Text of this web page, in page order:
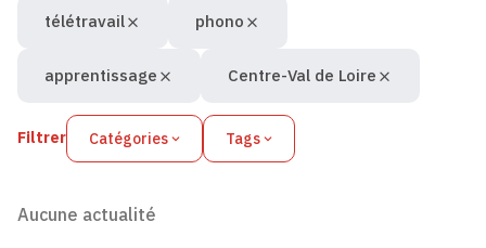
Filtrer Catégories Tags
télétravail phono
apprentissage Centre-Val de Loire
Aucune actualité